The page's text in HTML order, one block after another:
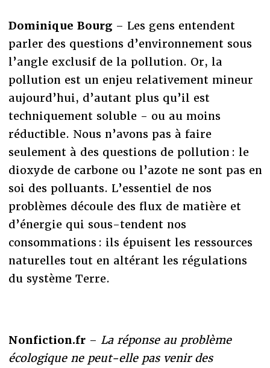
Dominique Bourg– Les gens entendent
parler des questions d’environnement sous
l’angle exclusif de la pollution. Or, la
pollution est un enjeu relativement mineur
aujourd’hui, d’autant plus qu’il est
techniquement soluble - ou au moins
réductible. Nous n’avons pas à faire
seulement à des questions de pollution : le
dioxyde de carbone ou l’azote ne sont pas en
soi des polluants. L’essentiel de nos
problèmes découle des flux de matière et
d’énergie qui sous-tendent nos
consommations : ils épuisent les ressources
naturelles tout en altérant les régulations
du système Terre.
Nonfiction.fr– La réponse au problème
écologique ne peut-elle pas venir des